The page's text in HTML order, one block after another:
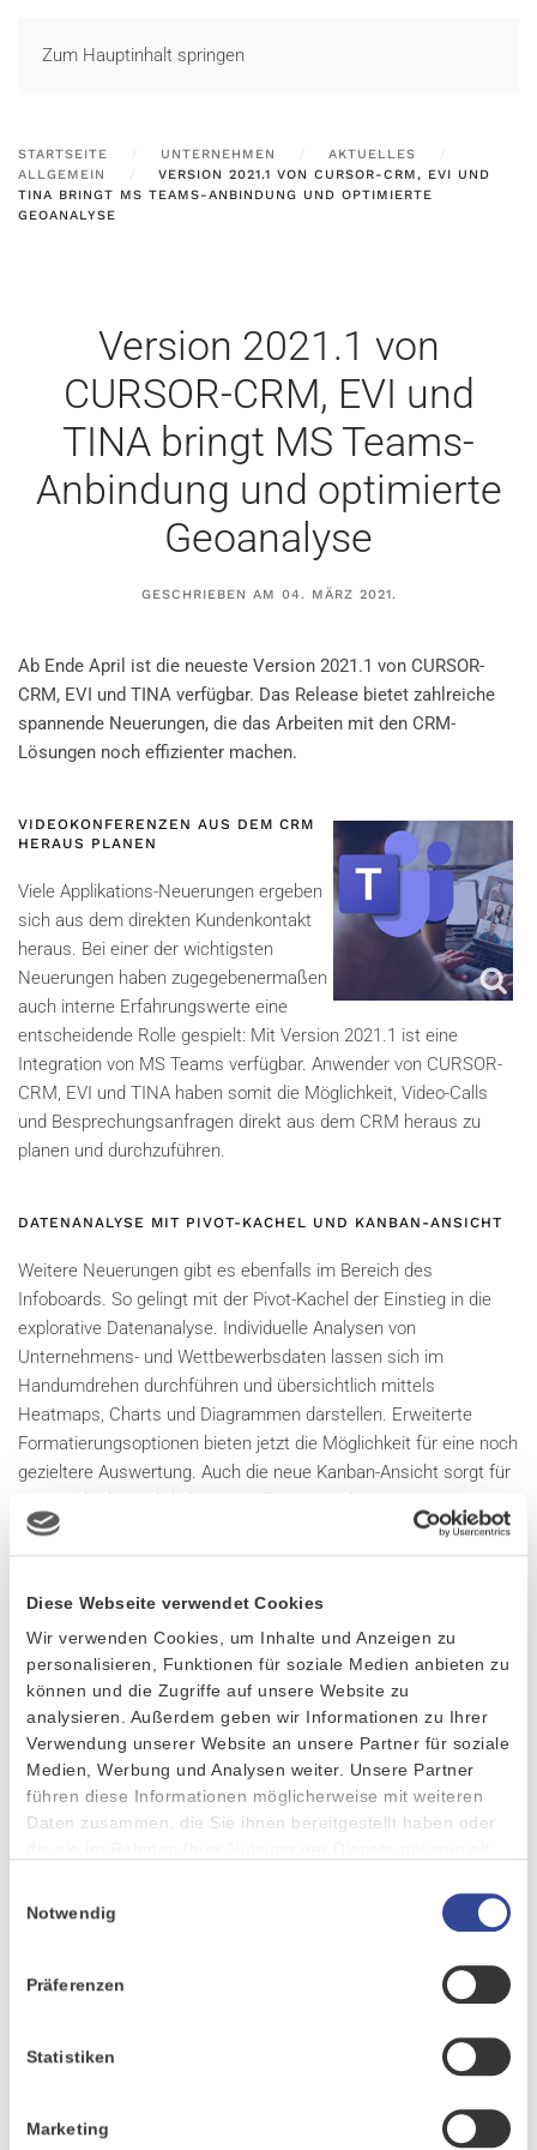
Diese Webseite verwendet Cookies
Wir verwenden Cookies, um Inhalte und Anzeigen zu
personalisieren, Funktionen für soziale Medien anbieten zu
können und die Zugriffe auf unsere Website zu
analysieren. Außerdem geben wir Informationen zu Ihrer
Verwendung unserer Website an unsere Partner für soziale
Medien, Werbung und Analysen weiter. Unsere Partner
führen diese Informationen möglicherweise mit weiteren
Daten zusammen, die Sie ihnen bereitgestellt haben oder
Notwendig
Präferenzen
Statistiken
Marketing
Zum Hauptinhalt springen
STARTSEITE UNTERNEHMEN
AKTUELLES
ALLGEMEIN
VERSION 2021.1 VON CURSOR-CRM, EVI UND
TINA BRINGT MS TEAMS-ANBINDUNG UND OPTIMIERTE
GEOANALYSE
Version 2021.1 von
CURSOR-CRM, EVI und
TINA bringt MS Teams-
Anbindung und optimierte
Geoanalyse
GESCHRIEBEN AM 04. MÄRZ 2021.
Ab Ende April ist die neueste Version 2021.1 von CURSOR-
CRM, EVI und TINA verfügbar. Das Release bietet zahlreiche
spannende Neuerungen, die das Arbeiten mit den CRM-
Lösungen noch effizienter machen.
VIDEOKONFERENZEN AUS DEM CRM
HERAUS PLANEN
Viele Applikations-Neuerungen ergeben
sich aus dem direkten Kundenkontakt
heraus. Bei einer der wichtigsten
Neuerungen haben zugegebenermaßen
auch interne Erfahrungswerte eine
entscheidende Rolle gespielt: Mit Version 2021.1 ist eine
Integration von MS Teams verfügbar. Anwender von CURSOR-
CRM, EVI und TINA haben somit die Möglichkeit, Video-Calls
und Besprechungsanfragen direkt aus dem CRM heraus zu
planen und durchzuführen.
DATENANALYSE MIT PIVOT-KACHEL UND KANBAN-ANSICHT
Weitere Neuerungen gibt es ebenfalls im Bereich des
Infoboards. So gelingt mit der Pivot-Kachel der Einstieg in die
explorative Datenanalyse. Individuelle Analysen von
Unternehmens- und Wettbewerbsdaten lassen sich im
Handumdrehen durchführen und übersichtlich mittels
Heatmaps, Charts und Diagrammen darstellen. Erweiterte
Formatierungsoptionen bieten jetzt die Möglichkeit für eine noch
gezieltere Auswertung. Auch die neue Kanban-Ansicht sorgt für
eine noch übersichtliche Darstellung von Aktivitäten.
GEOANALYSE
Neu sind ebenfalls funktionelle
Erweiterungen der CURSOR-
Geoanalyse. Über das Modul werden
alle Kundenadressen geocodiert und
auf einer virtuellen Karte dargestellt. Kundenadressen und -
termine können dann über die Routenoptimierung direkt als
Wegstrecke geplant und per Tablet von unterwegs eingesehen
Erleichterungen im Tagesgeschäft: Vertriebsmitarbeiter und
Techniker sehen direkt wo sie tätig werden müssen, können
realistisch durchplanen. Das spart Zeit, Geld und Energie.
GESCHÄFTSPARTNERQUALIFIZIERUNG: RELEVANTE DATEN
IMMER IM BLICK
Auch mit CURSOR-Geschäftspartnerqualifizierung lassen sich
CRM-Daten jetzt noch effektiver nutzen. Dank der Erweiterung